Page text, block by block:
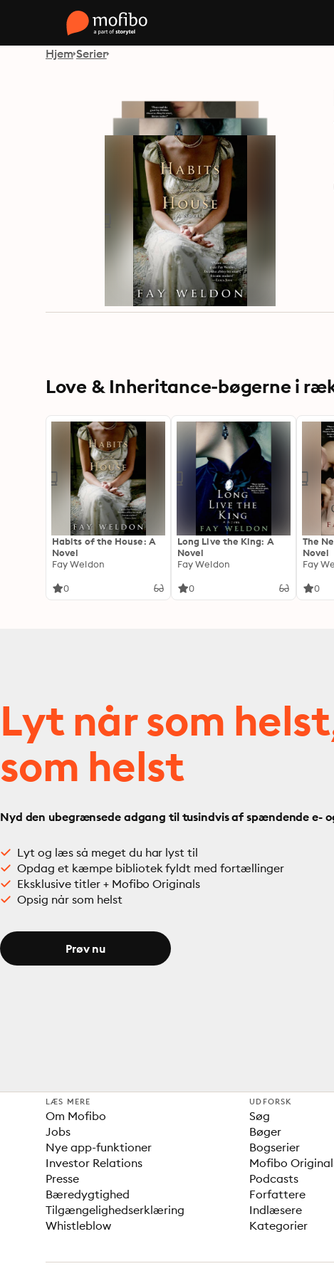
Hjem Serier
Love & Inheritance-bøgerne i
Habits of the House: A
Novel
Fay Weldon
0
Long Live the King: A
Novel
Fay Weldon
0
The
Novel
Fay
0
Lyt når som
som helst
Nyd den ubegrænsede adgang til tusindvis af spændende e-
Lyt og læs så meget du har lyst til
Opdag et kæmpe bibliotek fyldt med fortællinger
Eksklusive titler + Mofibo Originals
Opsig når som helst
Prøv nu
LÆS MERE
Om Mofibo
Jobs
Nye app-funktioner
Investor Relations
Presse
Bæredygtighed
Tilgængelighedserklæring
Whistleblow
UDFORSK
Søg
Bøger
Bogserier
Mofibo
Podcasts
Forfattere
Indlæsere
Kategorier